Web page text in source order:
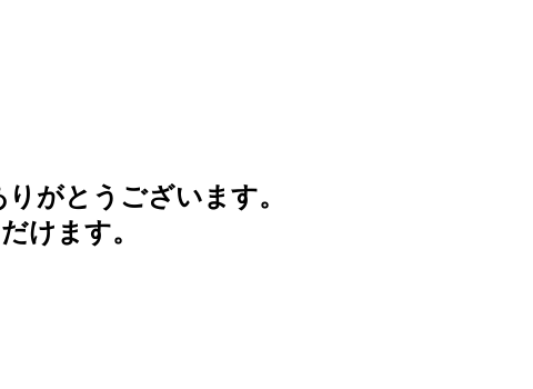
がとうございます。
けます。